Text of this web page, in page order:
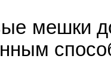
мешки